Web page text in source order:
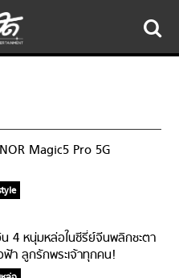
Magic5 Pro 5G
4 หนุ่มหล่อในซีรี่ย์จีนพลิกชะตา
ฟ้า ลูกรักพระเจ้าทุกคน!